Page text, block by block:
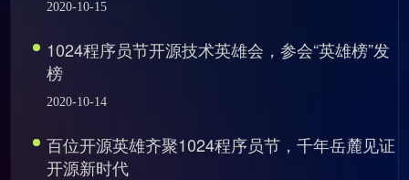
2020-10-15
1024程序员节开源技术英雄会，参会“英雄榜”发
榜
2020-10-14
百位开源英雄齐聚1024程序员节，千年岳麓见证
开源新时代